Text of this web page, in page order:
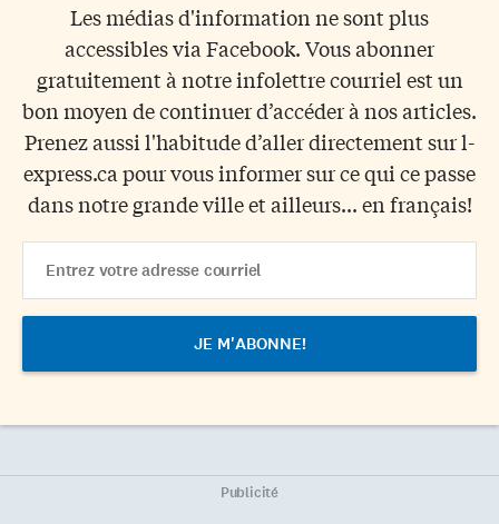
Les médias d'information ne sont plus
accessibles via Facebook. Vous abonner
gratuitement à notre infolettre courriel est un
bon moyen de continuer d’accéder à nos articles.
Prenez aussi l'habitude d’aller directement sur l-
express.ca pour vous informer sur ce qui ce passe
dans notre grande ville et ailleurs... en français!
Address
Publicité